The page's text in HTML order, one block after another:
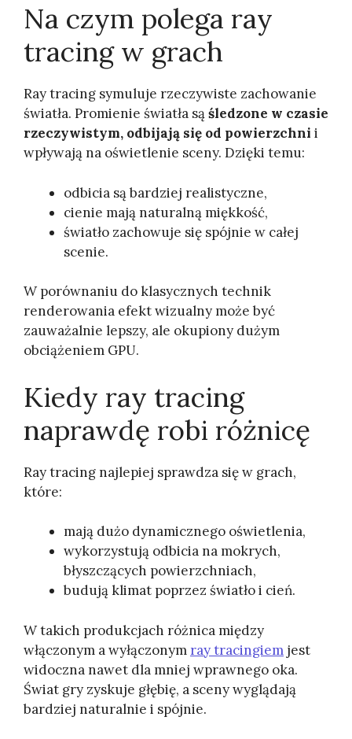
Na czym polega ray
tracing w grach
Ray tracing symuluje rzeczywiste zachowanie
światła. Promienie światła sąśledzone w czasie
rzeczywistym, odbijają się od powierzchni i
wpływają na oświetlenie sceny. Dzięki temu:
odbicia są bardziej realistyczne,
cienie mają naturalną miękkość,
światło zachowuje się spójnie w całej
scenie.
W porównaniu do klasycznych technik
renderowania efekt wizualny może być
zauważalnie lepszy, ale okupiony dużym
obciążeniem GPU.
Kiedy ray tracing
naprawdę robi różnicę
Ray tracing najlepiej sprawdza się w grach,
które:
mają dużo dynamicznego oświetlenia,
wykorzystują odbicia na mokrych,
błyszczących powierzchniach,
budują klimat poprzez światło i cień.
W takich produkcjach różnica między
włączonym a wyłączonym ray tracingiem jest
widoczna nawet dla mniej wprawnego oka.
Świat gry zyskuje głębię, a sceny wyglądają
bardziej naturalnie i spójnie.